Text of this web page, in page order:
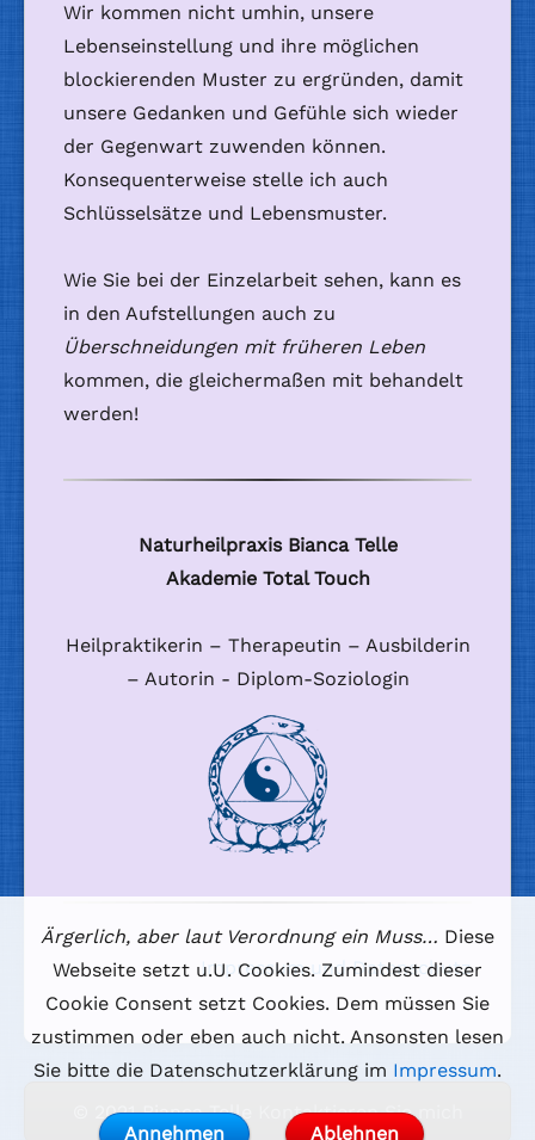
Wir kommen nicht umhin, unsere
Lebenseinstellung und ihre möglichen
blockierenden Muster zu ergründen, damit
unsere Gedanken und Gefühle sich wieder
der Gegenwart zuwenden können.
Konsequenterweise stelle ich auch
Schlüsselsätze und Lebensmuster.
Wie Sie bei der Einzelarbeit sehen, kann es
in den Aufstellungen auch zu
Überschneidungen mit früheren Leben
kommen, die gleichermaßen mit behandelt
werden!
Naturheilpraxis Bianca Telle
Akademie Total Touch
Heilpraktikerin – Therapeutin – Ausbilderin
– Autorin - Diplom-Soziologin
Impressum und Datenschutz
© 2021 Bianca Telle Kontaktieren Sie mich
Ärgerlich, aber laut Verordnung ein Muss… Diese
Webseite setzt u.U. Cookies. Zumindest dieser
Cookie Consent setzt Cookies. Dem müssen Sie
zustimmen oder eben auch nicht. Ansonsten lesen
Sie bitte die Datenschutzerklärung im Impressum.
Annehmen Ablehnen